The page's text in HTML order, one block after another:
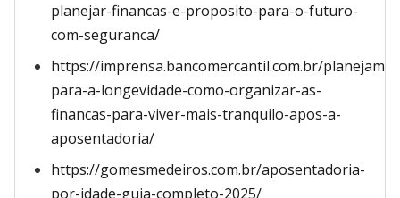
planejar-financas-e-proposito-para-o-futuro-
com-seguranca/
https://imprensa.bancomercantil.com.br/
para-a-longevidade-como-organizar-as-
financas-para-viver-mais-tranquilo-apos-a-
aposentadoria/
https://gomesmedeiros.com.br/aposentadoria-
por-idade-guia-completo-2025/